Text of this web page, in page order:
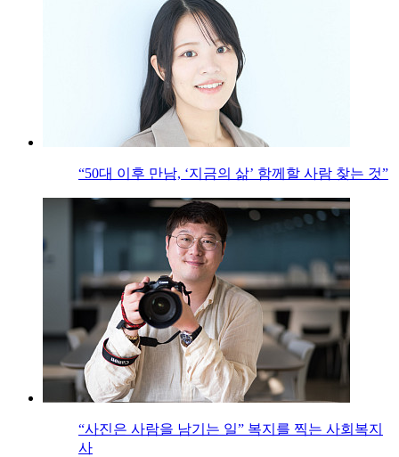
“50대 이후 만남, ‘지금의 삶’ 함께할 사람 찾는 것”
“사진은 사람을 남기는 일” 복지를 찍는 사회복지
사